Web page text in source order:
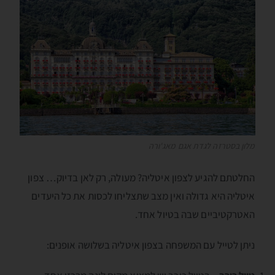
החלטתם להגיע לצפון איטליה? מעולה, רק לאן בדיוק… צפון
איטליה היא גדולה ואין מצב שתצליחו לכסות את כל היעדים
האטרקטיביים שבה בטיול אחד.
ניתן לטייל עם המשפחה בצפון איטליה בשלושה אופנים: